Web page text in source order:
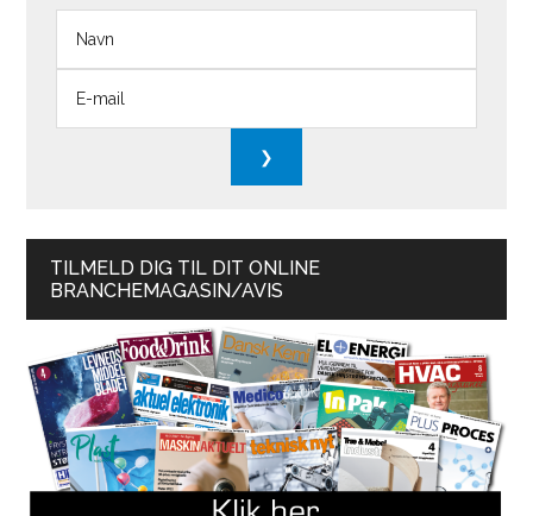
TILMELD DIG TIL DIT ONLINE
BRANCHEMAGASIN/AVIS